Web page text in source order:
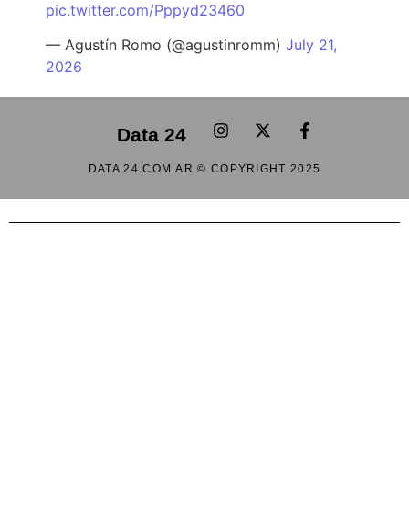
pic.twitter.com/Pppyd23460
— Agustín Romo (@agustinromm) July 21,
2026
Data 24
DATA 24.COM.AR © COPYRIGHT 2025